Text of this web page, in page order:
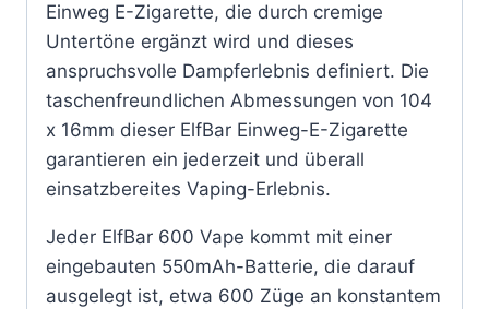
Einweg E-Zigarette, die durch cremige
Untertöne ergänzt wird und dieses
anspruchsvolle Dampferlebnis definiert. Die
taschenfreundlichen Abmessungen von 104
x 16mm dieser ElfBar Einweg-E-Zigarette
garantieren ein jederzeit und überall
einsatzbereites Vaping-Erlebnis.
Jeder ElfBar 600 Vape kommt mit einer
eingebauten 550mAh-Batterie, die darauf
ausgelegt ist, etwa 600 Züge an konstantem